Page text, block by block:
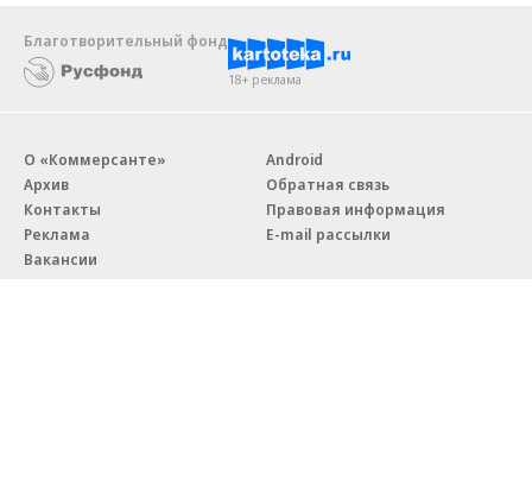
Благотворительный фонд
18+ реклама
О «Коммерсанте»
Архив
Контакты
Реклама
Вакансии
Android
Обратная связь
Правовая информация
E-mail рассылки